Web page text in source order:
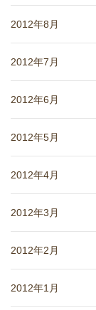
2012年8月
2012年7月
2012年6月
2012年5月
2012年4月
2012年3月
2012年2月
2012年1月